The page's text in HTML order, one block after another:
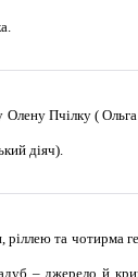
Олену Пчілку (
діяч).
ріллею та
– джерело й